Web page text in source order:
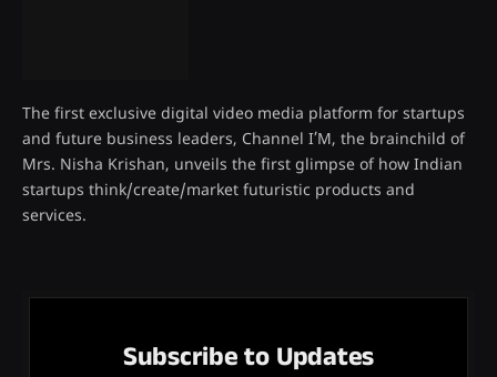
The first exclusive digital video media platform for startups
and future business leaders, Channel I’M, the brainchild of
Mrs. Nisha Krishan, unveils the first glimpse of how Indian
startups think/create/market futuristic products and
services.
Subscribe to Updates